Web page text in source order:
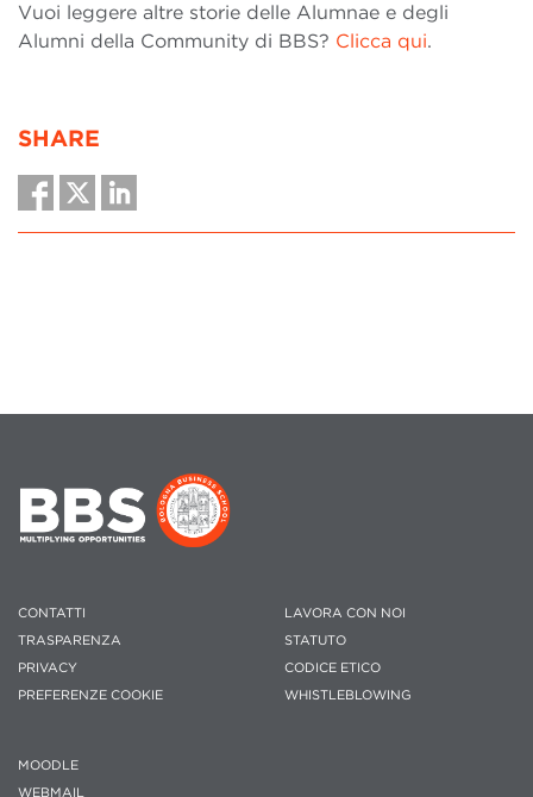
Vuoi leggere altre storie delle Alumnae e degli
Alumni della Community di BBS? Clicca qui.
SHARE
CONTATTI
TRASPARENZA
PRIVACY
PREFERENZE COOKIE
LAVORA CON NOI
STATUTO
CODICE ETICO
WHISTLEBLOWING
MOODLE
WEBMAIL